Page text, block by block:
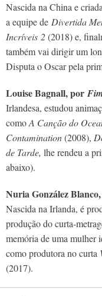
Nascida na China e
a equipe de Divertida
Incríveis 2(2018) e,
também vai dirigir um
Disputa o Oscar pela
Louise Bagnall, por
Irlandesa, estudou
comoA Canção do
Contamination(2008),
de Tarde, lhe rendeu a
abaixo).
Nuria González
Nascida na Irlanda, é
produção do curta-
memória de uma mulher
como produtora no curta
(2017).